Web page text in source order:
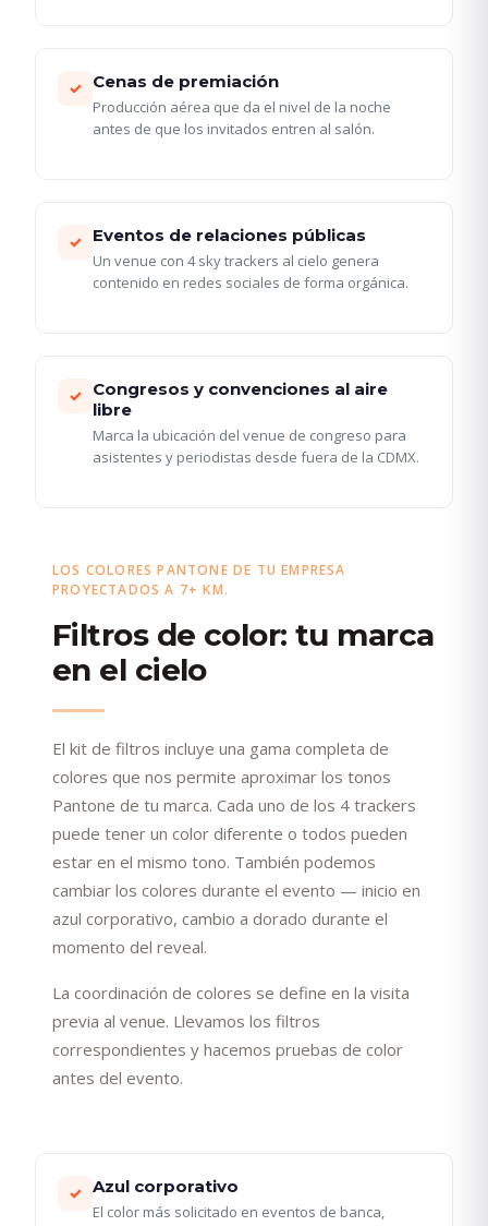
✓ Cenas de premiación
Producción aérea que da el nivel de la noche
antes de que los invitados entren al salón.
✓ Eventos de relaciones públicas
Un venue con 4 sky trackers al cielo genera
contenido en redes sociales de forma orgánica.
✓ Congresos y convenciones al aire
libre
Marca la ubicación del venue de congreso para
asistentes y periodistas desde fuera de la CDMX.
LOS COLORES PANTONE DE TU EMPRESA
PROYECTADOS A 7+ KM.
Filtros de color: tu marca
en el cielo
El kit de filtros incluye una gama completa de
colores que nos permite aproximar los tonos
Pantone de tu marca. Cada uno de los 4 trackers
puede tener un color diferente o todos pueden
estar en el mismo tono. También podemos
cambiar los colores durante el evento — inicio en
azul corporativo, cambio a dorado durante el
momento del reveal.
La coordinación de colores se define en la visita
previa al venue. Llevamos los filtros
correspondientes y hacemos pruebas de color
antes del evento.
✓ Azul corporativo
El color más solicitado en eventos de banca,